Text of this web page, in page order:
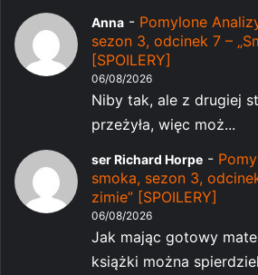
Anna - Pomylone
sezon 3, odcinek 7 –
[SPOILERY]
06/08/2026
Niby tak, ale z drugiej
przeżyła, więc moż...
ser Richard Horpe -
smoka, sezon 3,
zimie” [SPOILERY]
06/08/2026
Jak mając gotowy
książki można